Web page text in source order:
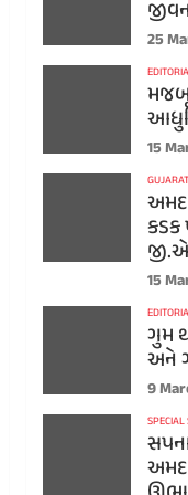
25
15
GUJARAT
કડક
15
ગુમ
અને
9
SPECIAL